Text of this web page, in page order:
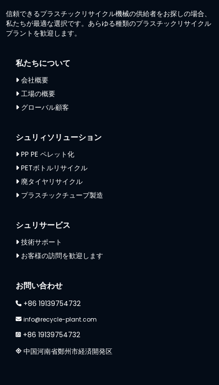
信頼できるプラスチックリサイクル機械の供給者をお探しの場合、
私たちが最適な選択です。あらゆる種類のプラスチックリサイクル
プラントを歓迎します。
私たちについて
会社概要
工場の概要
グローバル顧客
シュリィソリューション
PP PE ペレット化
PETボトルリサイクル
廃タイヤリサイクル
プラスチックチューブ製造
シュリサービス
技術サポート
お客様の訪問を歓迎します
お問い合わせ
+86 19139754732
info@recycle-plant.com
+86 19139754732
中国河南省鄭州市経済開発区